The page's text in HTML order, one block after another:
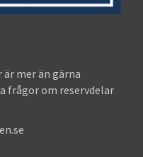
är mer än gärna
frågor om reservdelar